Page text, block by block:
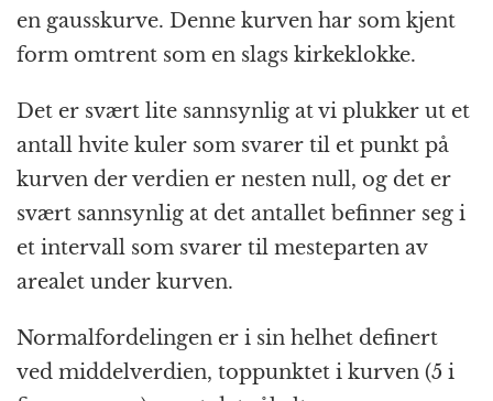
en gausskurve. Denne kurven har som kjent
form omtrent som en slags kirkeklokke.
Det er svært lite sannsynlig at vi plukker ut et
antall hvite kuler som svarer til et punkt på
kurven der verdien er nesten null, og det er
svært sannsynlig at det antallet befinner seg i
et intervall som svarer til mesteparten av
arealet under kurven.
Normalfordelingen er i sin helhet definert
ved middelverdien, toppunktet i kurven (5 i